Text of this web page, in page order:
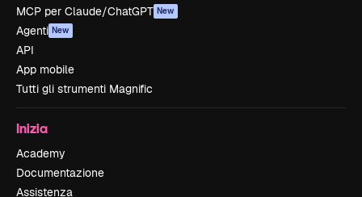
MCP per Claude/ChatGPT New
Agenti New
API
App mobile
Tutti gli strumenti Magnific
Inizia
Academy
Documentazione
Assistenza